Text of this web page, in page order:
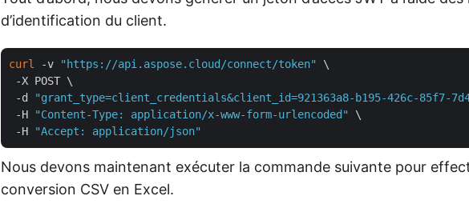
d’identification du client.
curl -v "https://api.aspose.cloud/connect/token"
\
-X POST \
-d
"grant_type=client_credentials&client_id=921363a8-b195-426c-85f7-
-H
"Content-Type: application/x-www-form-urlencoded"
\
-H
"Accept: application/json"
Nous devons maintenant exécuter la commande suivante pour
conversion CSV en Excel.